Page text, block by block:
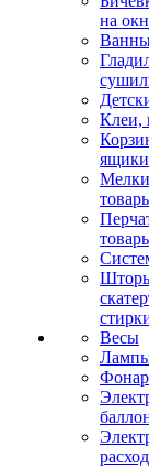
на
Клеи,
ящики
Весы
Лампы